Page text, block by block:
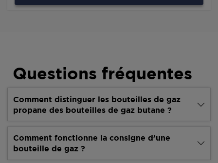
Questions fréquentes
Comment distinguer les bouteilles de gaz
propane des bouteilles de gaz butane ?
Comment fonctionne la consigne d’une
bouteille de gaz ?